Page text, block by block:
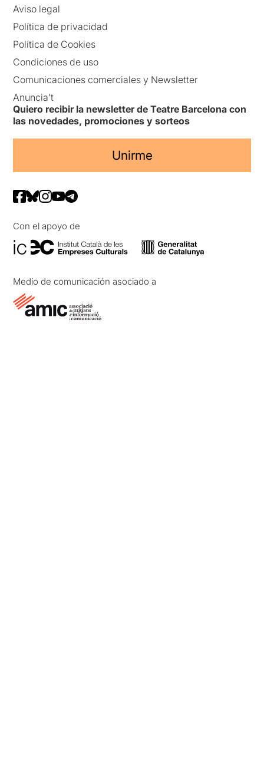
Aviso legal
Política de privacidad
Política de Cookies
Condiciones de uso
Comunicaciones comerciales y Newsletter
Anuncia’t
Quiero recibir la newsletter de Teatre Barcelona con
las novedades, promociones y sorteos
Unirme
Con el apoyo de
Medio de comunicación asociado a